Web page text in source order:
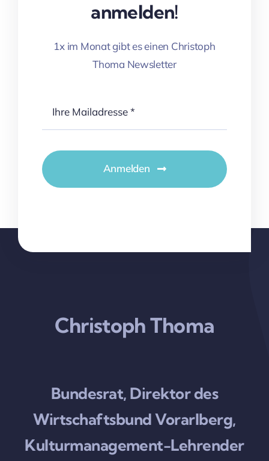
anmelden!
1x im Monat gibt es einen Christoph
Thoma Newsletter
Anmelden
Christoph Thoma
Bundesrat, Direktor des
Wirtschaftsbund Vorarlberg,
Kulturmanagement-Lehrender